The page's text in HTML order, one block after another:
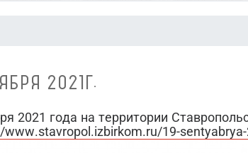
2021Г.
2021 года на территории
19-sentyabrya-